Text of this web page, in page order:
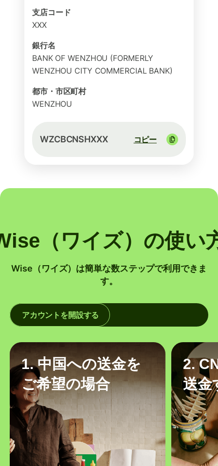
支店コード
XXX
銀行名
BANK OF WENZHOU (FORMERLY
WENZHOU CITY COMMERCIAL BANK)
都市・市区町村
WENZHOU
WZCBCNSHXXX コピー
（ワイズ）の使い
Wise（ワイズ）は簡単な数ステップで利用できま
す。
アカウントを開設する
1. 中国への送金を
ご希望の場合
2.
送金